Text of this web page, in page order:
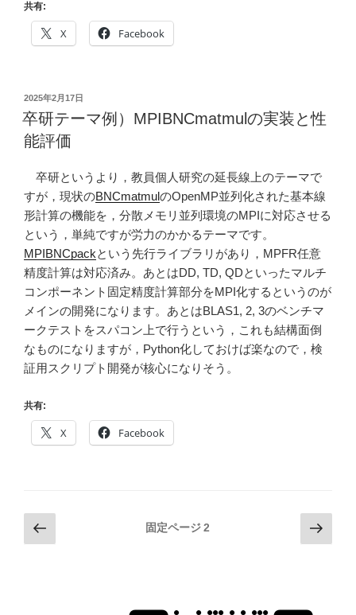
共有:
X Facebook
投
稿
日:
2025年2月17日
卒研テーマ例）MPIBNCmatmulの実装と性
能評価
卒研というより，教員個人研究の延長線上のテーマで
すが，現状のBNCmatmulのOpenMP並列化された基本線
形計算の機能を，分散メモリ並列環境のMPIに対応させる
という，単純ですが労力のかかるテーマです。
MPIBNCpackという先行ライブラリがあり，MPFR任意
精度計算は対応済み。あとはDD, TD, QDといったマルチ
コンポーネント固定精度計算部分をMPI化するというのが
メインの開発になります。あとはBLAS1, 2, 3のベンチマ
ークテストをスパコン上で行うという，これも結構面倒
なものになりますが，Python化しておけば楽なので，検
証用スクリプト開発が核心になりそう。
共有:
X Facebook
投
稿
前
の
固定ページ2
次
の